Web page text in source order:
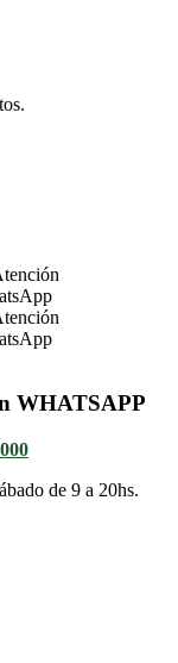
WHATSAPP
de 9 a 20hs.